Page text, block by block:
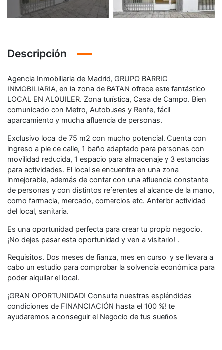
Descripción
Agencia Inmobiliaria de Madrid, GRUPO BARRIO
INMOBILIARIA, en la zona de BATAN ofrece este fantástico
LOCAL EN ALQUILER. Zona turística, Casa de Campo. Bien
comunicado con Metro, Autobuses y Renfe, fácil
aparcamiento y mucha afluencia de personas.
Exclusivo local de 75 m2 con mucho potencial. Cuenta con
ingreso a pie de calle, 1 baño adaptado para personas con
movilidad reducida, 1 espacio para almacenaje y 3 estancias
para actividades. El local se encuentra en una zona
inmejorable, además de contar con una afluencia constante
de personas y con distintos referentes al alcance de la mano,
como farmacia, mercado, comercios etc. Anterior actividad
del local, sanitaria.
Es una oportunidad perfecta para crear tu propio negocio.
¡No dejes pasar esta oportunidad y ven a visitarlo! .
Requisitos. Dos meses de fianza, mes en curso, y se llevara a
cabo un estudio para comprobar la solvencia económica para
poder alquilar el local.
¡GRAN OPORTUNIDAD! Consulta nuestras espléndidas
condiciones de FINANCIACIÓN hasta el 100 %! te
ayudaremos a conseguir el Negocio de tus sueños